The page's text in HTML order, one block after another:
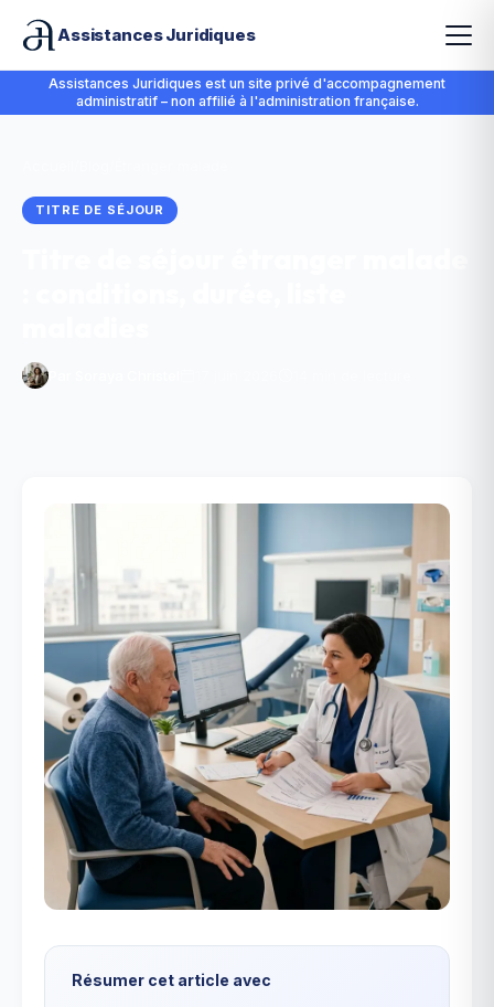
Assistances Juridiques
Assistances Juridiques est un site privé d'accompagnement
administratif – non affilié à l'administration française.
TITRE DE SÉJOUR
Résumer cet article avec